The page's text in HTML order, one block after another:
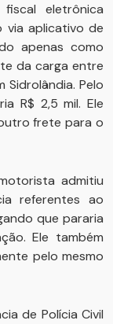
eletrônica
via aplicativo de
apenas como
da carga entre
Sidrolândia. Pelo
R$ 2,5 mil. Ele
frete para o
admitiu
referentes ao
que pararia
Ele também
pelo mesmo
de Polícia Civil